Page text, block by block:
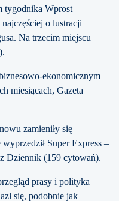
tygodnika Wprost –
o lustracji
Na trzecim miejscu
ekonomicznym
miesiącach, Gazeta
zamieniły się
Super Express –
Dziennik (159 cytowań).
prasy i polityka
się, podobnie jak